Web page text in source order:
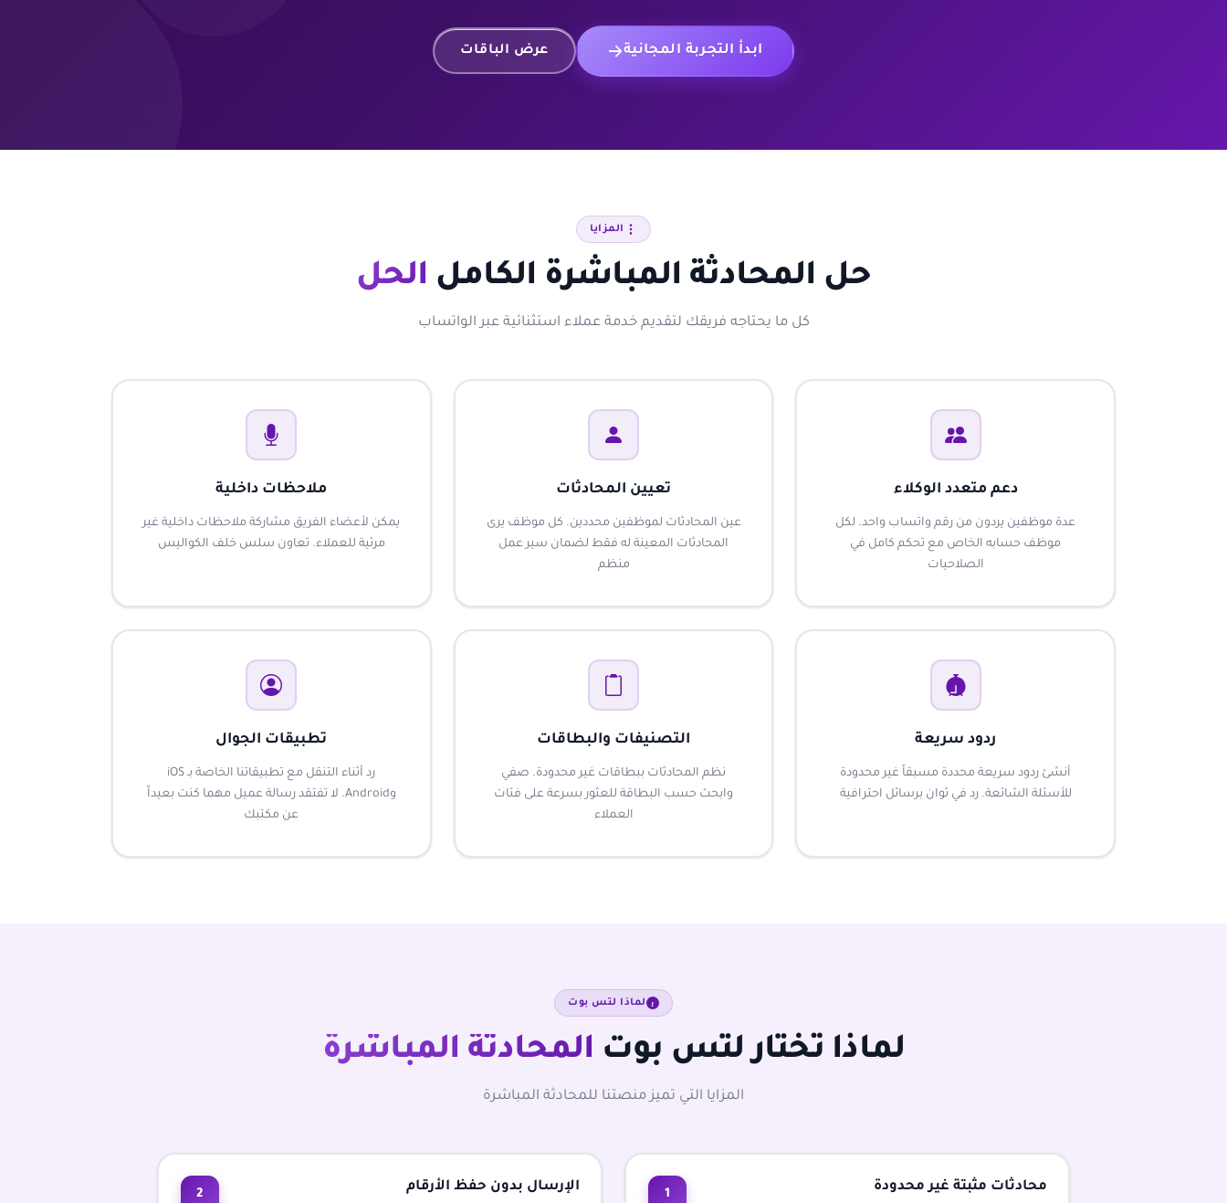
ابدأ التجربة المجانية عرض الباقات
المزايا
حل المحادثة المباشرة الكامل الحل
كل ما يحتاجه فريقك لتقديم خدمة عملاء استثنائية عبر الواتساب
دعم متعدد الوكلاء
عدة موظفين يردون من رقم واتساب واحد. لكل
موظف حسابه الخاص مع تحكم كامل في
الصلاحيات
تعيين المحادثات
عين المحادثات لموظفين محددين. كل موظف يرى
المحادثات المعينة له فقط لضمان سير عمل
منظم
ملاحظات داخلية
يمكن لأعضاء الفريق مشاركة ملاحظات داخلية غير
مرئية للعملاء. تعاون سلس خلف الكواليس
ردود سريعة
أنشئ ردود سريعة محددة مسبقاً غير محدودة
للأسئلة الشائعة. رد في ثوان برسائل احترافية
التصنيفات والبطاقات
نظم المحادثات ببطاقات غير محدودة. صفي
وابحث حسب البطاقة للعثور بسرعة على فئات
العملاء
تطبيقات الجوال
رد أثناء التنقل مع تطبيقاتنا الخاصة بـ iOS
وAndroid. لا تفتقد رسالة عميل مهما كنت بعيداً
عن مكتبك
لماذا لتس بوت
لماذا تختار لتس بوت المحادثة المباشرة
المزايا التي تميز منصتنا للمحادثة المباشرة
1 محادثات مثبتة غير محدودة 2 الإرسال بدون حفظ الأرقام